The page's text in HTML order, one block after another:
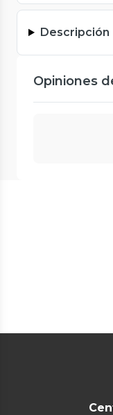
Descripción
Opiniones